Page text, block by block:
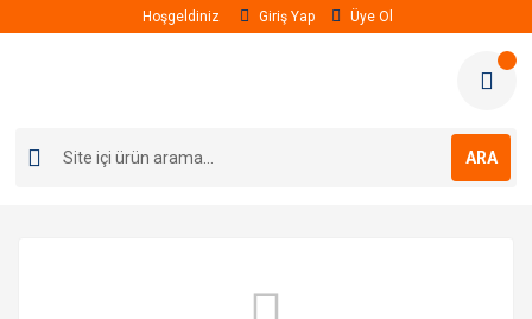
Hoşgeldiniz Giriş Yap Üye Ol
ARA